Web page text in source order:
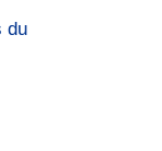
du